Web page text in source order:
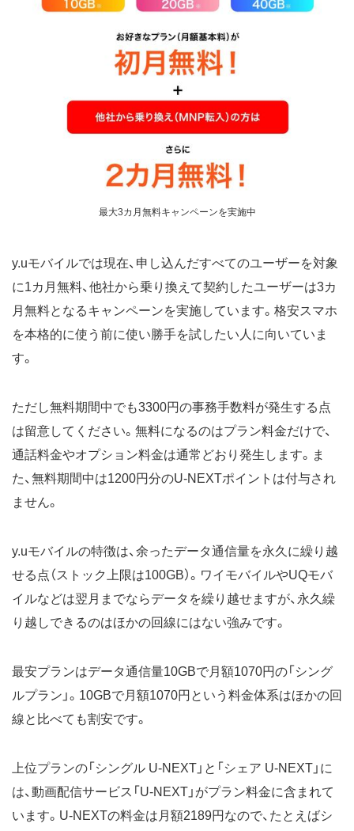
最大3カ月無料キャンペーンを実施中
y.uモバイルでは現在、申し込んだすべてのユーザーを対象
に1カ月無料、他社から乗り換えて契約したユーザーは3カ
月無料となるキャンペーンを実施しています。格安スマホ
を本格的に使う前に使い勝手を試したい人に向いていま
す。
ただし無料期間中でも3300円の事務手数料が発生する点
は留意してください。無料になるのはプラン料金だけで、
通話料金やオプション料金は通常どおり発生します。ま
た、無料期間中は1200円分のU-NEXTポイントは付与され
ません。
y.uモバイルの特徴は、余ったデータ通信量を永久に繰り越
せる点（ストック上限は100GB）。ワイモバイルやUQモバ
イルなどは翌月までならデータを繰り越せますが、永久繰
り越しできるのはほかの回線にはない強みです。
最安プランはデータ通信量10GBで月額1070円の「シング
ルプラン」。10GBで月額1070円という料金体系はほかの回
線と比べても割安です。
上位プランの「シングル U-NEXT」と「シェア U-NEXT」に
は、動画配信サービス「U-NEXT」がプラン料金に含まれて
います。U-NEXTの料金は月額2189円なので、たとえばシ